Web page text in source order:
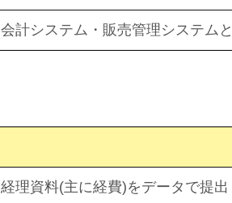
会計システム・販売管理システム
経理資料(主に経費)をデータで提出